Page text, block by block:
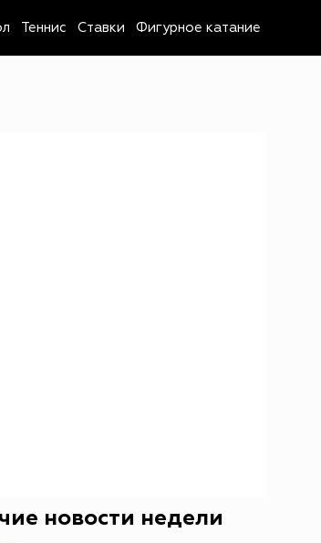
Теннис Ставки Фигурное катание
новости недели